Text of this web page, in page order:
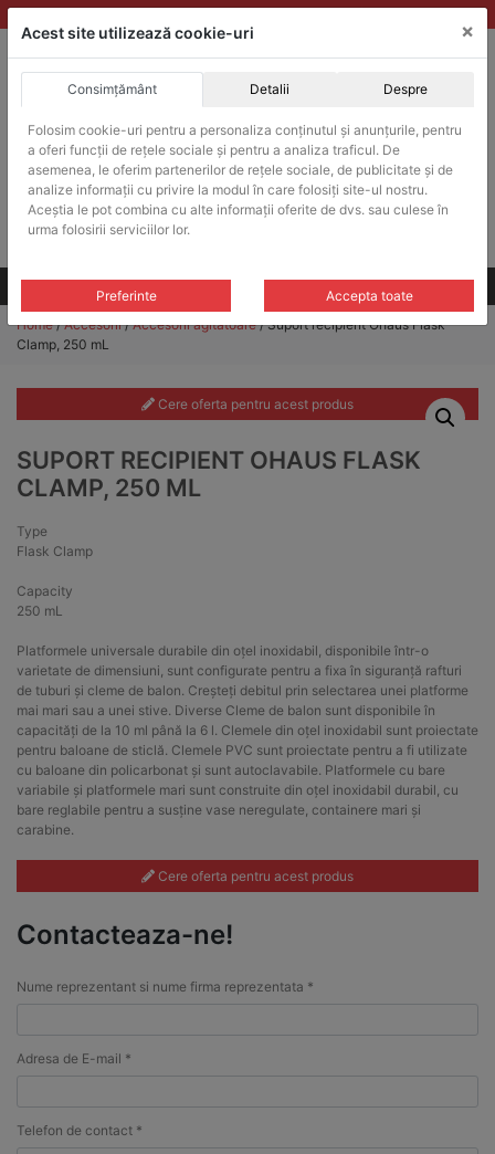
Skip
to
ACHIZITII PUBLICE
Produsele pot fi achizitionate si in sistemul SEAP / SICAP
Products
search
CAUTARE
Toate produsele
Home/Accesorii/Accesorii agitatoare/ Suport recipient Ohaus Flask
Clamp, 250 mL
Cere oferta pentru acest produs
SUPORT RECIPIENT OHAUS FLASK
CLAMP, 250 ML
Type
Flask Clamp
Capacity
250 mL
Platformele universale durabile din oțel inoxidabil, disponibile într-o
varietate de dimensiuni, sunt configurate pentru a fixa în siguranță rafturi
de tuburi și cleme de balon. Creșteți debitul prin selectarea unei platforme
mai mari sau a unei stive. Diverse Cleme de balon sunt disponibile în
capacități de la 10 ml până la 6 l. Clemele din oțel inoxidabil sunt proiectate
pentru baloane de sticlă. Clemele PVC sunt proiectate pentru a fi utilizate
cu baloane din policarbonat și sunt autoclavabile. Platformele cu bare
variabile și platformele mari sunt construite din oțel inoxidabil durabil, cu
bare reglabile pentru a susține vase neregulate, containere mari și
carabine.
Cere oferta pentru acest produs
Contacteaza-ne!
Nume reprezentant si nume firma reprezentata *
Adresa de E-mail *
Telefon de contact *
Acest site utilizează cookie-uri ×
Consimțământ Detalii Despre
Folosim cookie-uri pentru a personaliza conținutul și anunțurile, pentru
a oferi funcții de rețele sociale și pentru a analiza traficul. De
asemenea, le oferim partenerilor de rețele sociale, de publicitate și de
analize informații cu privire la modul în care folosiți site-ul nostru.
Aceștia le pot combina cu alte informații oferite de dvs. sau culese în
urma folosirii serviciilor lor.
Preferinte Accepta toate